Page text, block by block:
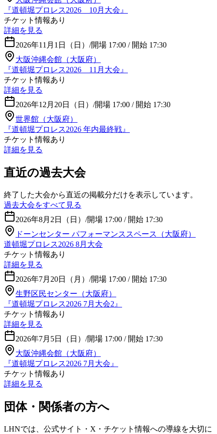
『道頓堀プロレス2026 10月大会』
チケット情報あり
詳細を見る
2026年11月1日（日） /開場 17:00 / 開始 17:30
大阪沖縄会館（大阪府）
『道頓堀プロレス2026 11月大会』
チケット情報あり
詳細を見る
2026年12月20日（日） /開場 17:00 / 開始 17:30
世界館（大阪府）
『道頓堀プロレス2026 年内最終戦』
チケット情報あり
詳細を見る
直近の過去大会
終了した大会から直近の掲載分だけを表示しています。
過去大会をすべて見る
2026年8月2日（日） /開場 17:00 / 開始 17:30
ドーンセンター パフォーマンススペース（大阪府）
道頓堀プロレス2026 8月大会
チケット情報あり
詳細を見る
2026年7月20日（月） /開場 17:00 / 開始 17:30
生野区民センター（大阪府）
『道頓堀プロレス2026 7月大会2』
チケット情報あり
詳細を見る
2026年7月5日（日） /開場 17:00 / 開始 17:30
大阪沖縄会館（大阪府）
『道頓堀プロレス2026 7月大会』
チケット情報あり
詳細を見る
団体・関係者の方へ
LHNでは、公式サイト・X・チケット情報への導線を大切に